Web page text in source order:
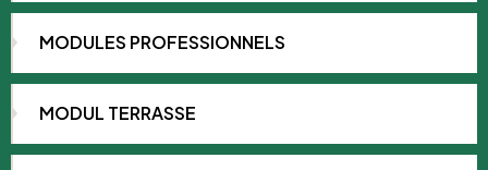
MODULES PROFESSIONNELS
MODUL TERRASSE